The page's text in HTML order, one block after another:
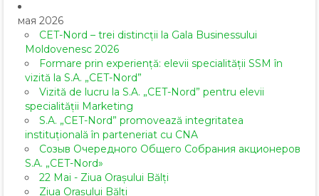
мая 2026
CET-Nord – trei distincții la Gala Businessului
Moldovenesc 2026
Formare prin experiență: elevii specialității SSM în
vizită la S.A. „CET-Nord”
Vizită de lucru la S.A. „CET-Nord” pentru elevii
specialității Marketing
S.A. „CET-Nord” promovează integritatea
instituțională în parteneriat cu CNA
Созыв Очередного Общего Собрания акционеров
S.A. „CET-Nord»
22 Mai - Ziua Orașului Bălți
Ziua Orașului Bălți